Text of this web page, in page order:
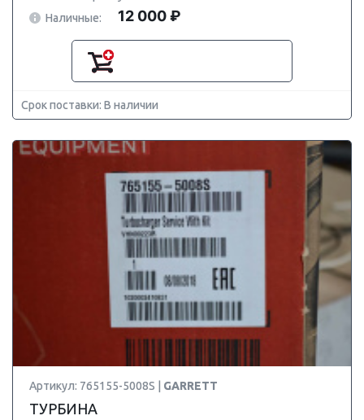
Наличные:
12 000 ₽
Срок поставки: В наличии
Артикул: 765155-5008S | GARRETT
ТУРБИНА